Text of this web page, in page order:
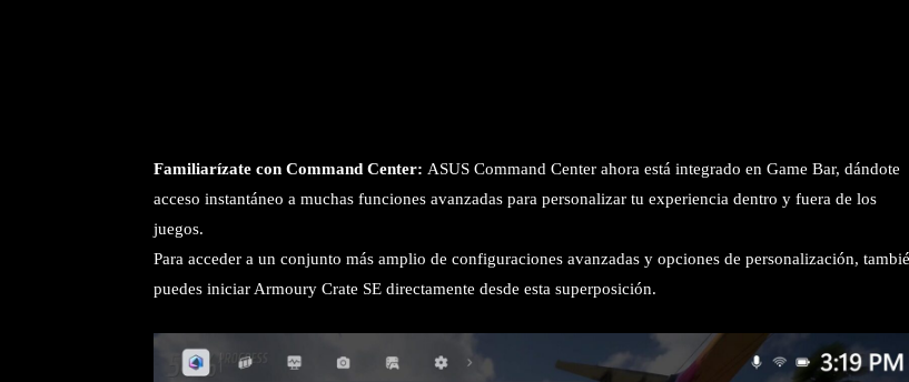
Familiarízate con Command Center: ASUS Command Center ahora está integrado en Game Bar, dándote
acceso instantáneo a muchas funciones avanzadas para personalizar tu experiencia dentro y fuera de los
juegos.
Para acceder a un conjunto más amplio de configuraciones avanzadas y opciones de personalización,
puedes iniciar Armoury Crate SE directamente desde esta superposición.